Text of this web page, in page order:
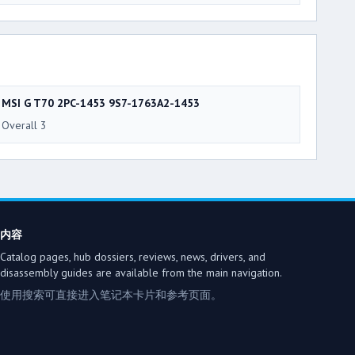
MSI G T70 2PC-1453 9S7-1763A2-1453
Overall 3
内容
Catalog pages, hub dossiers, reviews, news, drivers, and
disassembly guides are available from the main navigation.
使用搜索可直接进入笔记本卡片和参考页面。